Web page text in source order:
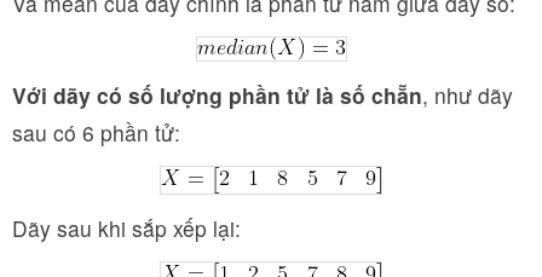
Với dãy có số lượng phần tử là số chẵn, như dãy
sau có 6 phần tử:
Dãy sau khi sắp xếp lại: